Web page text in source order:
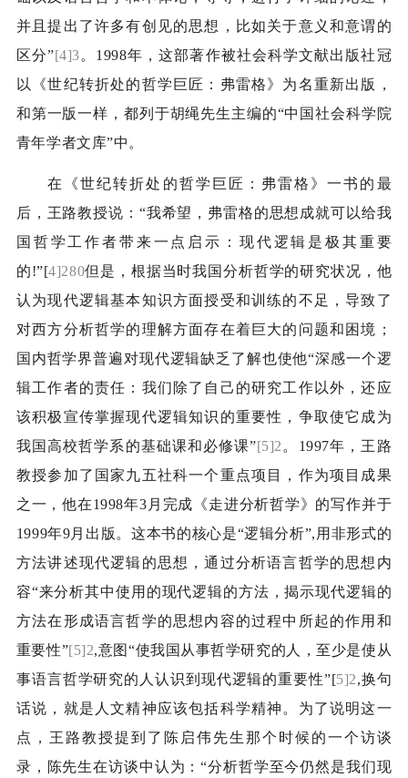
并且提出了许多有创见的思想，比如关于意义和意谓的
区分”[4]3。 1998年，这部著作被社会科学文献出版社冠
以《世纪转折处的哲学巨匠：弗雷格》为名重新出版，
和第一版一样，都列于胡绳先生主编的“中国社会科学院
青年学者文库”中。
在《世纪转折处的哲学巨匠：弗雷格》一书的最
后，王路教授说：“我希望，弗雷格的思想成就可以给我
国哲学工作者带来一点启示：现代逻辑是极其重要
的!”[4]280但是，根据当时我国分析哲学的研究状况，他
认为现代逻辑基本知识方面授受和训练的不足，导致了
对西方分析哲学的理解方面存在着巨大的问题和困境；
国内哲学界普遍对现代逻辑缺乏了解也使他“深感一个逻
辑工作者的责任：我们除了自己的研究工作以外，还应
该积极宣传掌握现代逻辑知识的重要性，争取使它成为
我国高校哲学系的基础课和必修课”[5]2。 1997年，王路
教授参加了国家九五社科一个重点项目，作为项目成果
之一，他在1998年3月完成《走进分析哲学》的写作并于
1999年9月出版。这本书的核心是“逻辑分析”,用非形式的
方法讲述现代逻辑的思想，通过分析语言哲学的思想内
容“来分析其中使用的现代逻辑的方法，揭示现代逻辑的
方法在形成语言哲学的思想内容的过程中所起的作用和
重要性”[5]2,意图“使我国从事哲学研究的人，至少是使从
事语言哲学研究的人认识到现代逻辑的重要性”[5]2,换句
话说，就是人文精神应该包括科学精神。为了说明这一
点，王路教授提到了陈启伟先生那个时候的一个访谈
录，陈先生在访谈中认为：“分析哲学至今仍然是我们现